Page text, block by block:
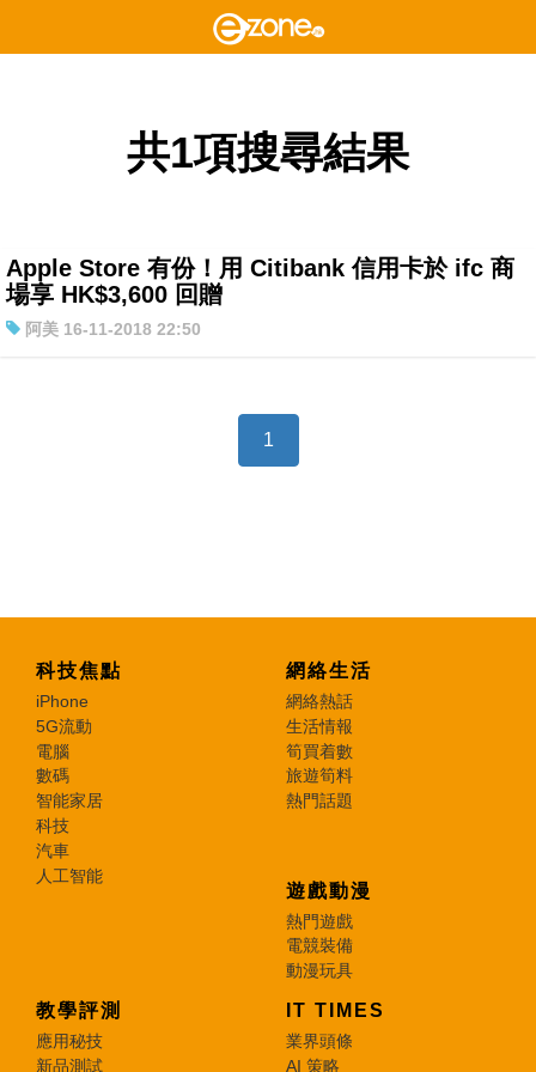
共1項搜尋結果
Apple Store 有份！用 Citibank 信用卡於 ifc 商
場享 HK$3,600 回贈
阿美 16-11-2018 22:50
1
科技焦點
iPhone
5G流動
電腦
數碼
智能家居
科技
汽車
人工智能
網絡生活
網絡熱話
生活情報
筍買着數
旅遊筍料
熱門話題
遊戲動漫
熱門遊戲
電競裝備
動漫玩具
教學評測
應用秘技
新品測試
IT TIMES
業界頭條
AI 策略